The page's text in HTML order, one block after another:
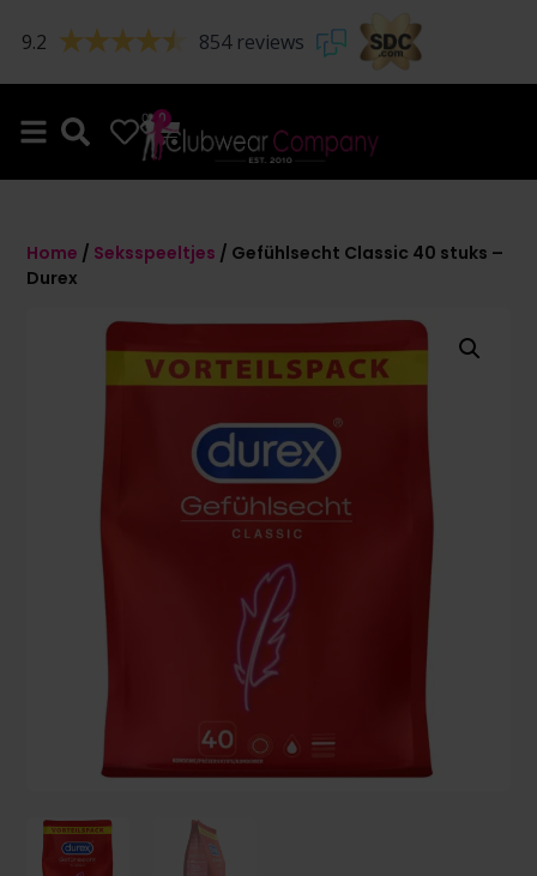
9.2 854 reviews
0 0
Home / Seksspeeltjes / Gefühlsecht Classic 40 stuks –
Durex